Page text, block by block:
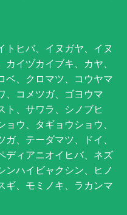
トヒバ、イヌガヤ、イヌ
イヅカイブキ、カヤ、
ベ、クロマツ、コウヤマ
、コメツガ、ゴヨウマ
ト、サワラ、シノブヒ
ウ、タギョウショウ、
、テーダマツ、ドイ、
ディアニオイヒバ、ネズ
ンハイビャクシン、ヒノ
ギ、モミノキ、ラカンマ